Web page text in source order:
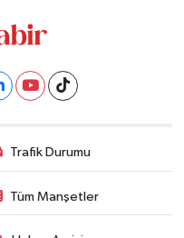
Trafik Durumu
Tüm Manşetler